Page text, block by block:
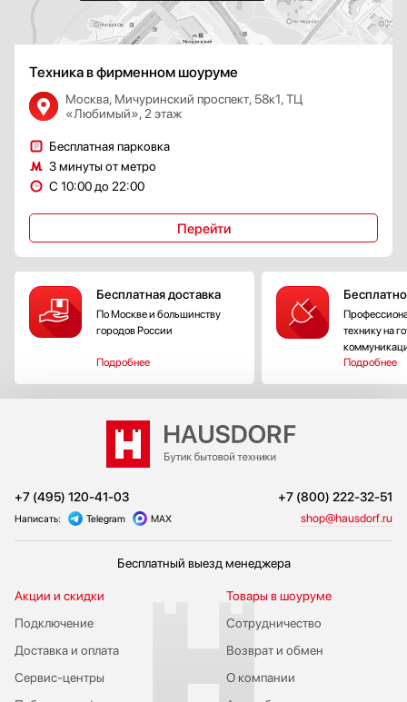
Техника в фирменном шоуруме
Москва, Мичуринский проспект, 58к1, ТЦ
«Любимый», 2 этаж
Бесплатная парковка
3 минуты от метро
С 10:00 до 22:00
Перейти
Бесплатная доставка
По Москве и большинству
городов России
Подробнее
технику на
Подробнее
+7 (495) 120-41-03 +7 (800) 222-32-51
Написать: Telegram MAX shop@hausdorf.ru
Бесплатный выезд менеджера
Акции и скидки
Подключение
Сервис-центры
Доставка и оплата
Сотрудничество
Возврат и обмен
Товары в шоуруме
О компании